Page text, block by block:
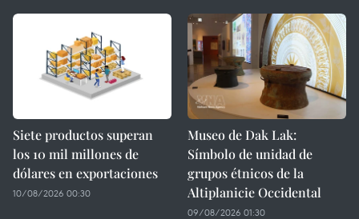
Siete productos superan
los 10 mil millones de
dólares en exportaciones
10/08/2026 00:30
Museo de Dak Lak:
Símbolo de unidad de
grupos étnicos de la
Altiplanicie Occidental
09/08/2026 01:30